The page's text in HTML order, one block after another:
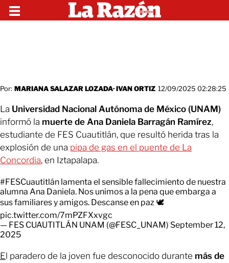
Por: MARIANA SALAZAR LOZADA·IVAN ORTIZ 12/09/2025 02:28:25
La Universidad Nacional Autónoma de México (UNAM)
informó la muerte de Ana Daniela Barragán Ramírez,
estudiante de FES Cuautitlán, que resultó herida tras la
explosión de una pipa de gas en el puente de La
Concordia, en Iztapalapa.
#FESCuautitlán lamenta el sensible fallecimiento de nuestra
alumna Ana Daniela. Nos unimos a la pena que embarga a
sus familiares y amigos. Descanse en paz 🕊️
pic.twitter.com/7mPZFXxvgc
— FES CUAUTITLÁN UNAM (@FESC_UNAM) September 12,
2025
El paradero de la joven fue desconocido durante más de